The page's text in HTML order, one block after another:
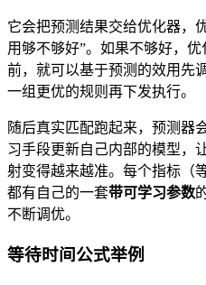
它会把预测结果交给优化器，
用够不够好”。如果不够好，
前，就可以基于预测的效用先
一组更优的规则再下发执行。
随后真实匹配跑起来，预测器
习手段更新自己内部的模型，
射变得越来越准。每个指标（
都有自己的一套带可学习参数
不断调优。
等待时间公式举例